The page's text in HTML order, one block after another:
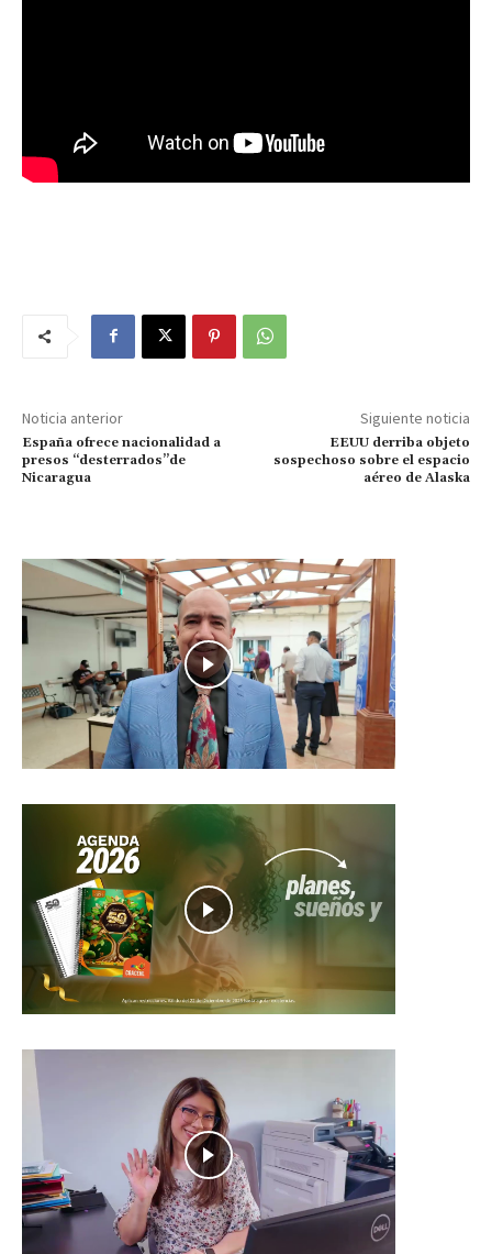
Noticia anterior
España ofrece nacionalidad a
presos “desterrados”de
Nicaragua
Siguiente noticia
EEUU derriba objeto
sospechoso sobre el espacio
aéreo de Alaska